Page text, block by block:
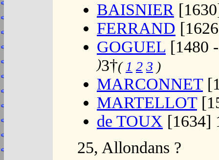
BAISNIER
FERRAND
GOGUEL [1480
)3†(1 2 3 )
MARCONNET
MARTELLOT
de TOUX [1634]
25, Allondans ?